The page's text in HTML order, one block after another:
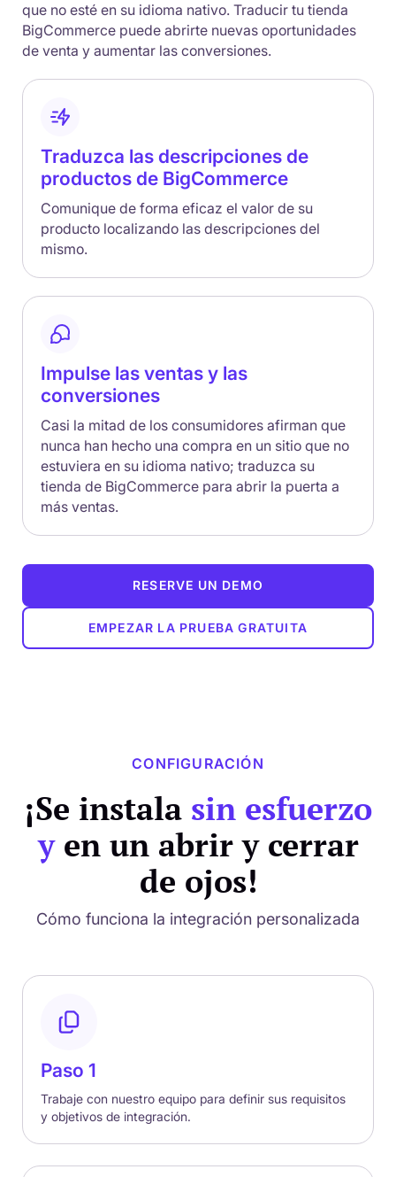
que no esté en su idioma nativo. Traducir tu tienda
BigCommerce puede abrirte nuevas oportunidades
de venta y aumentar las conversiones.
Traduzca las descripciones de
productos de BigCommerce
Comunique de forma eficaz el valor de su
producto localizando las descripciones del
mismo.
Impulse las ventas y las
conversiones
Casi la mitad de los consumidores afirman que
nunca han hecho una compra en un sitio que no
estuviera en su idioma nativo; traduzca su
tienda de BigCommerce para abrir la puerta a
más ventas.
RESERVE UN DEMO
EMPEZAR LA PRUEBA GRATUITA
CONFIGURACIÓN
¡Se instala sin esfuerzo
yen un abrir y cerrar
de ojos!
Cómo funciona la integración personalizada
Paso 1
Trabaje con nuestro equipo para definir sus requisitos
y objetivos de integración.